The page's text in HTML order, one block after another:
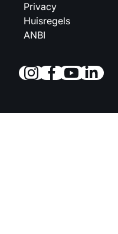
Privacy
Huisregels
ANBI